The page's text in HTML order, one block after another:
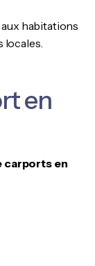
habitations
locales.
en
carports en